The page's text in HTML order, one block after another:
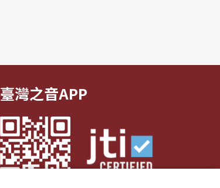
臺灣之音APP